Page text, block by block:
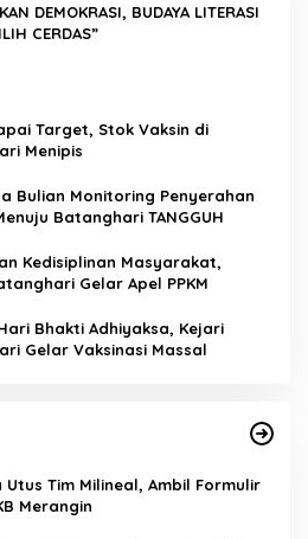
DEMOKRASI, BUDAYA LITERASI
CERDAS”
Target, Stok Vaksin di
Menipis
Bulian Monitoring Penyerahan
Batanghari TANGGUH
Kedisiplinan Masyarakat,
Gelar Apel PPKM
Bhakti Adhiyaksa, Kejari
Gelar Vaksinasi Massal
Utus Tim Milineal, Ambil Formulir
Merangin